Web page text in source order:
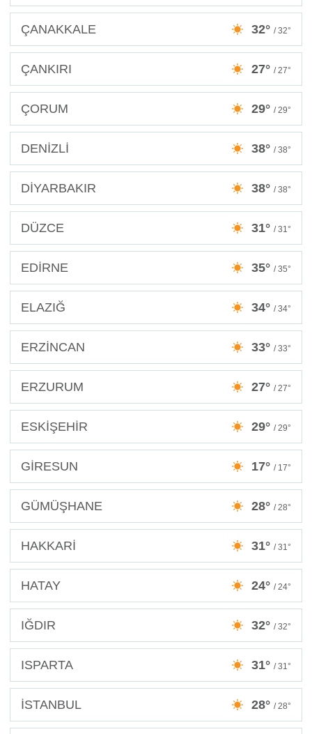
ÇANAKKALE 32° / 32°
ÇANKIRI 27° / 27°
ÇORUM 29° / 29°
DENİZLİ 38° / 38°
DİYARBAKIR 38° / 38°
DÜZCE 31° / 31°
EDİRNE 35° / 35°
ELAZIĞ 34° / 34°
ERZİNCAN 33° / 33°
ERZURUM 27° / 27°
ESKİŞEHİR 29° / 29°
GİRESUN 17° / 17°
GÜMÜŞHANE 28° / 28°
HAKKARİ 31° / 31°
HATAY 24° / 24°
IĞDIR 32° / 32°
ISPARTA 31° / 31°
İSTANBUL 28° / 28°